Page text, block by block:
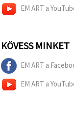
EM ART a
KÖVESS MINKET
EM ART a
EM ART a